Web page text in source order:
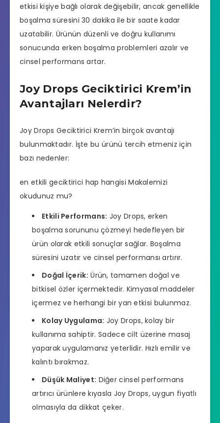
etkisi kişiye bağlı olarak değişebilir, ancak genellikle
boşalma süresini 30 dakika ile bir saate kadar
uzatabilir. Ürünün düzenli ve doğru kullanımı
sonucunda erken boşalma problemleri azalır ve
cinsel performans artar.
Joy Drops Geciktirici Krem’in
Avantajları Nelerdir?
Joy Drops Geciktirici Krem’in birçok avantajı
bulunmaktadır. İşte bu ürünü tercih etmeniz için
bazı nedenler:
en etkili geciktirici hap hangisi Makalemizi
okudunuz mu?
Etkili Performans: Joy Drops, erken
boşalma sorununu çözmeyi hedefleyen bir
ürün olarak etkili sonuçlar sağlar. Boşalma
süresini uzatır ve cinsel performansı artırır.
Doğal İçerik: Ürün, tamamen doğal ve
bitkisel özler içermektedir. Kimyasal maddeler
içermez ve herhangi bir yan etkisi bulunmaz.
Kolay Uygulama: Joy Drops, kolay bir
kullanıma sahiptir. Sadece cilt üzerine masaj
yaparak uygulamanız yeterlidir. Hızlı emilir ve
kalıntı bırakmaz.
Düşük Maliyet: Diğer cinsel performans
artırıcı ürünlere kıyasla Joy Drops, uygun fiyatlı
olmasıyla da dikkat çeker.